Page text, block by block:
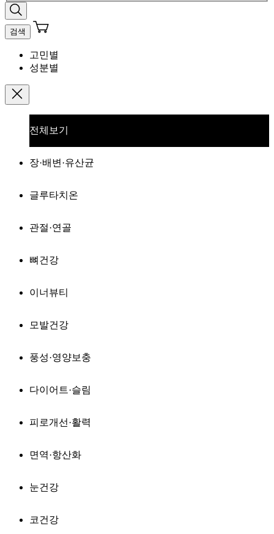
검색
고민별
성분별
전체보기
장·배변·유산균
글루타치온
관절·연골
뼈건강
이너뷰티
모발건강
풍성·영양보충
다이어트·슬림
피로개선·활력
면역·항산화
눈건강
코건강